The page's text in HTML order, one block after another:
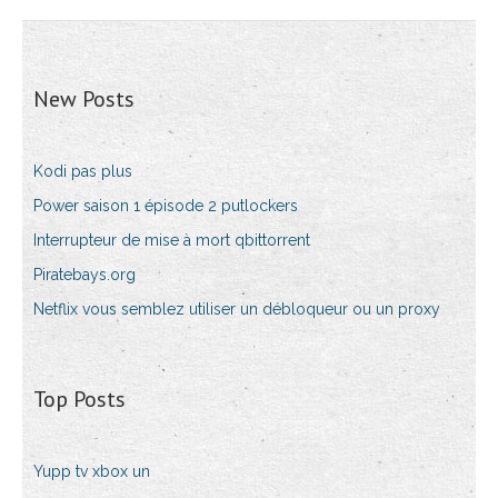
New Posts
Kodi pas plus
Power saison 1 épisode 2 putlockers
Interrupteur de mise à mort qbittorrent
Piratebays.org
Netflix vous semblez utiliser un débloqueur ou un proxy
Top Posts
Yupp tv xbox un